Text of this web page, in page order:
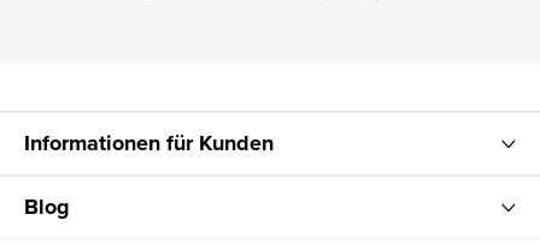
Informationen für Kunden
Blog